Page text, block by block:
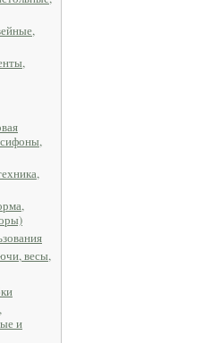
весы,
и